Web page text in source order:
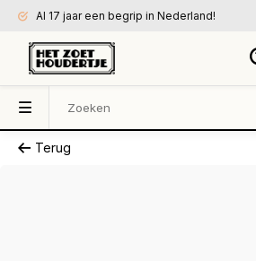
Al 17 jaar een begrip in Nederland!
Terug